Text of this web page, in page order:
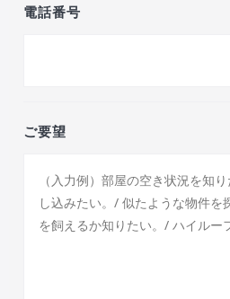
電話番号
ご要望